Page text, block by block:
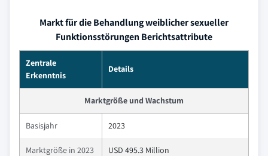
Markt für die Behandlung weiblicher sexueller
Funktionsstörungen Berichtsattribute
Zentrale
Erkenntnis
Details
Marktgröße und Wachstum
Basisjahr 2023
Marktgröße in 2023 USD 495.3 Million